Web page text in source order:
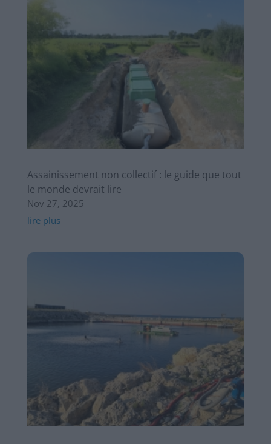
Assainissement non collectif : le guide que tout
le monde devrait lire
Nov 27, 2025
lire plus